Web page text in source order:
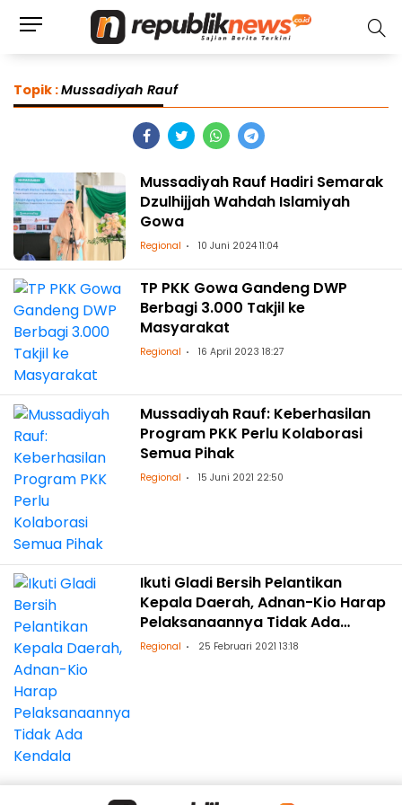
Topik :Mussadiyah Rauf
Mussadiyah Rauf Hadiri Semarak
Dzulhijjah Wahdah Islamiyah
Gowa
Regional 10 Juni 2024 11:04
TP PKK Gowa Gandeng DWP
Berbagi 3.000 Takjil ke
Masyarakat
Regional 16 April 2023 18:27
Mussadiyah Rauf: Keberhasilan
Program PKK Perlu Kolaborasi
Semua Pihak
Regional 15 Juni 2021 22:50
Ikuti Gladi Bersih Pelantikan
Kepala Daerah, Adnan-Kio Harap
Pelaksanaannya Tidak Ada
Kendala
Regional 25 Februari 2021 13:18